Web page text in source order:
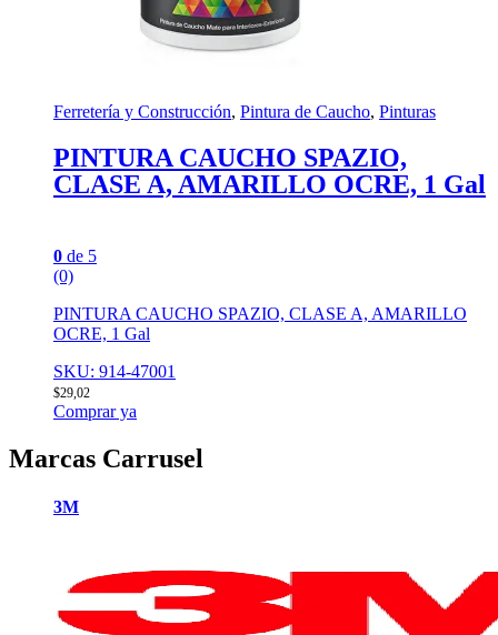
Ferretería y Construcción, Pintura de Caucho, Pinturas
PINTURA CAUCHO SPAZIO,
CLASE A, AMARILLO OCRE, 1 Gal
0 de 5
(0)
PINTURA CAUCHO SPAZIO, CLASE A, AMARILLO
OCRE, 1 Gal
SKU: 914-47001
$29,02
Comprar ya
Marcas Carrusel
3M